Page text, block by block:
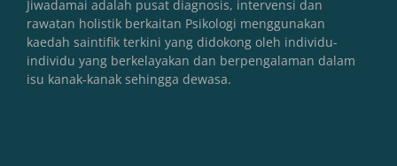
Jiwadamai adalah pusat diagnosis, intervensi dan
rawatan holistik berkaitan Psikologi menggunakan
kaedah saintifik terkini yang didokong oleh individu-
individu yang berkelayakan dan berpengalaman dalam
isu kanak-kanak sehingga dewasa.